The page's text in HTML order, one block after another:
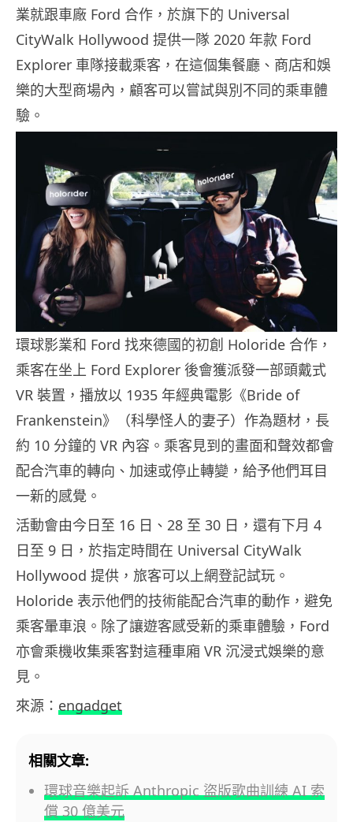
業就跟車廠 Ford 合作，於旗下的 Universal
CityWalk Hollywood 提供一隊 2020 年款 Ford
Explorer 車隊接載乘客，在這個集餐廳、商店和娛
樂的大型商場內，顧客可以嘗試與別不同的乘車體
驗。
環球影業和 Ford 找來德國的初創 Holoride 合作，
乘客在坐上 Ford Explorer 後會獲派發一部頭戴式
VR 裝置，播放以 1935 年經典電影《Bride of
Frankenstein》（科學怪人的妻子）作為題材，長
約 10 分鐘的 VR 內容。乘客見到的畫面和聲效都會
配合汽車的轉向、加速或停止轉變，給予他們耳目
一新的感覺。
活動會由今日至 16 日、28 至 30 日，還有下月 4
日至 9 日，於指定時間在 Universal CityWalk
Hollywood 提供，旅客可以上網登記試玩。
Holoride 表示他們的技術能配合汽車的動作，避免
乘客暈車浪。除了讓遊客感受新的乘車體驗，Ford
亦會乘機收集乘客對這種車廂 VR 沉浸式娛樂的意
見。
來源： engadget
相關文章:
環球音樂起訴 Anthropic 盜版歌曲訓練 AI 索
償 30 億美元